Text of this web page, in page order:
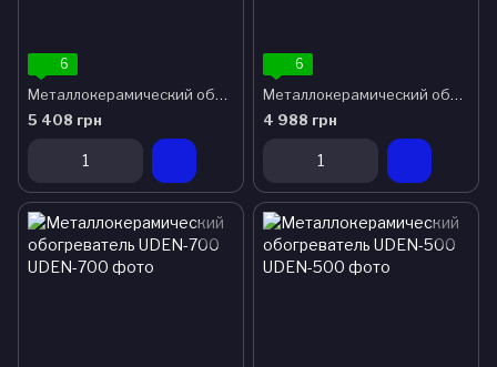
6
Металлокерамический обогреватель UDEN-1000
5 408 грн
6
Металлокерамический обогреватель UDEN-900
4 988 грн